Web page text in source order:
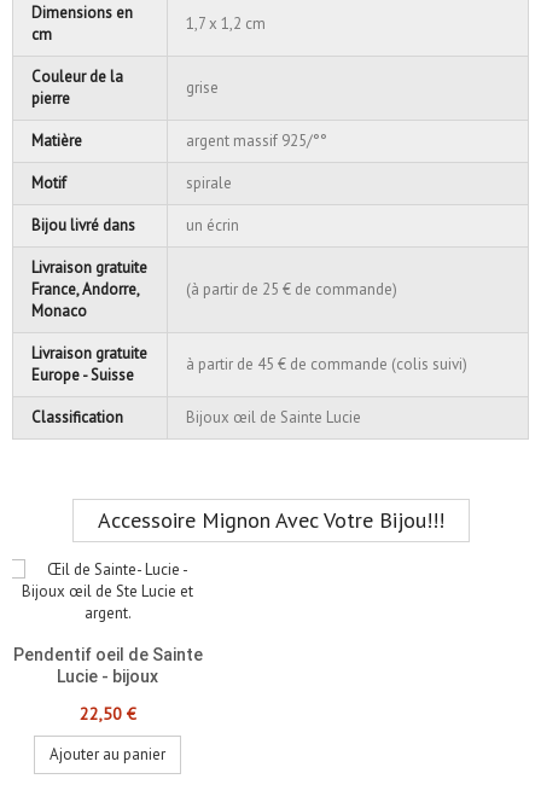
Dimensions en
cm
1,7 x 1,2 cm
Couleur de la
pierre
grise
Matière argent massif 925/°°
Motif spirale
Bijou livré dans un écrin
Livraison gratuite
France, Andorre,
Monaco
(à partir de 25 € de commande)
Livraison gratuite
Europe - Suisse
à partir de 45 € de commande (colis suivi)
Classification Bijoux œil de Sainte Lucie
Accessoire Mignon Avec Votre Bijou!!!
Pendentif oeil de Sainte
Lucie - bijoux
22,50 €
Ajouter au panier